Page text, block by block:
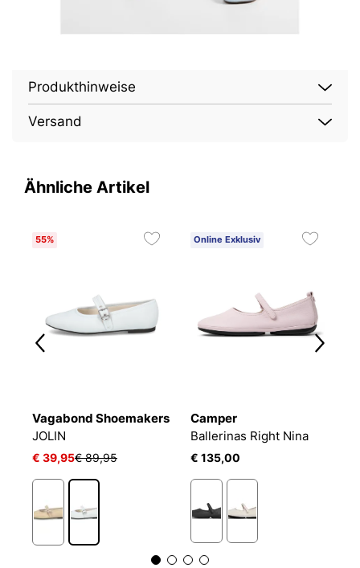
Produkthinweise
Versand
Ähnliche Artikel
55%
Vagabond Shoemakers
JOLIN
€ 39,95€ 89,95
Online Exklusiv
Camper
Ballerinas Right Nina
€ 135,00